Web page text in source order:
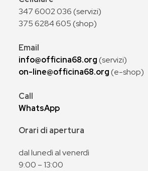
347 6002 036 (servizi)
375 6284 605 (shop)
Email
info@officina68.org(servizi)
on-line@officina68.org(e-shop)
Call
WhatsApp
Orari di apertura
dal lunedì al venerdì
9:00 – 13:00